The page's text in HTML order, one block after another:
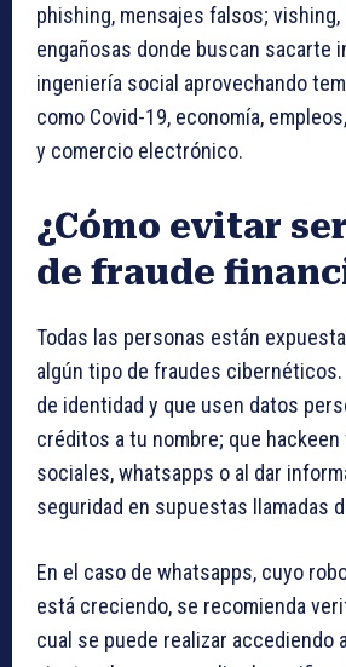
phishing, mensajes falsos; vishing,
engañosas donde buscan sacarte
ingeniería social aprovechando
como Covid-19, economía,
y comercio electrónico.
¿Cómo evitar
de fraude
Todas las personas están
algún tipo de fraudes
de identidad y que usen datos
créditos a tu nombre; que
sociales, whatsapps o al dar
seguridad en supuestas llamadas
En el caso de whatsapps, cuyo
está creciendo, se recomienda
cual se puede realizar accediendo